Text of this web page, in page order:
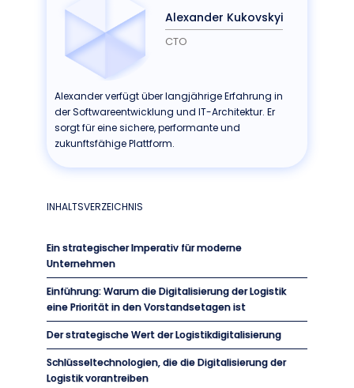
Alexander Kukovskyi
CTO
Alexander verfügt über langjährige Erfahrung in
der Softwareentwicklung und IT-Architektur. Er
sorgt für eine sichere, performante und
zukunftsfähige Plattform.
INHALTSVERZEICHNIS
Ein strategischer Imperativ für moderne
Unternehmen
Einführung: Warum die Digitalisierung der Logistik
eine Priorität in den Vorstandsetagen ist
Der strategische Wert der Logistikdigitalisierung
Schlüsseltechnologien, die die Digitalisierung der
Logistik vorantreiben